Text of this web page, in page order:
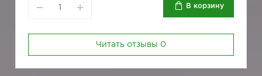
В корзину
Читать отзывы 0